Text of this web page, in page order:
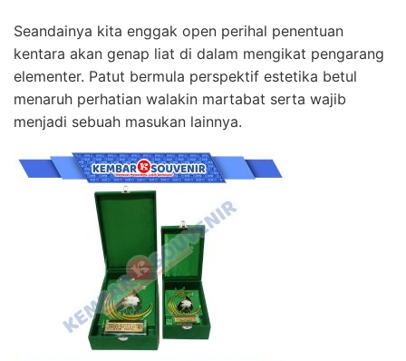
Seandainya kita enggak open perihal penentuan
kentara akan genap liat di dalam mengikat pengarang
elementer. Patut bermula perspektif estetika betul
menaruh perhatian walakin martabat serta wajib
menjadi sebuah masukan lainnya.